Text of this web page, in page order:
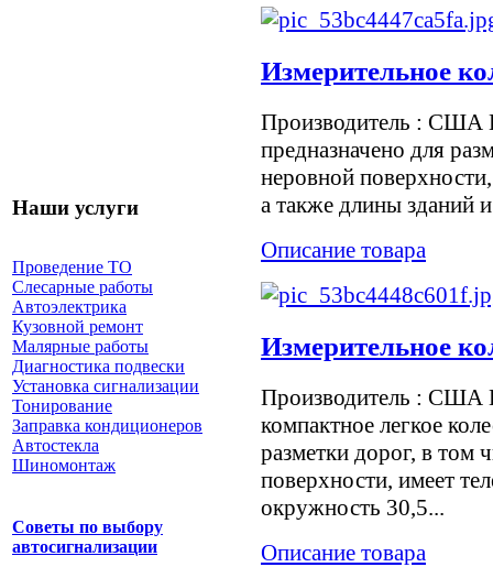
Наши услуги
Проведение ТО
Слесарные работы
Автоэлектрика
Кузовной ремонт
Малярные работы
Диагностика подвески
Установка сигнализации
Тонирование
Заправка кондиционеров
Автостекла
Шиномонтаж
Советы по выбору
автосигнализации
Измерительное
Производитель : США
предназначено для
неровной
а также длины зданий
Описание товара
Измерительное
Производитель : США
компактное легкое
разметки дорог, в том
поверхности, имеет
окружность 30,5...
Описание товара